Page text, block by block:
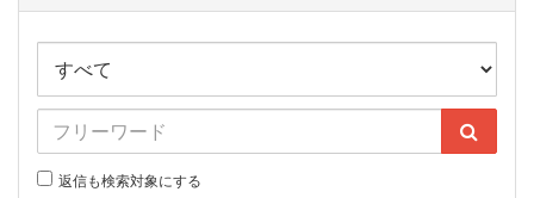
返信も検索対象にする